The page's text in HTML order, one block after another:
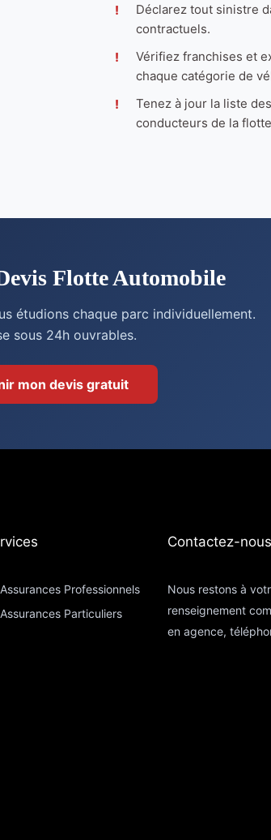
Déclarez tout sinistre
contractuels.
Vérifiez franchises et
chaque catégorie de
Tenez à jour la liste
conducteurs de la
Flotte Automobile
étudions chaque parc individuellement.
sous 24h ouvrables.
mon devis gratuit
Assurances Professionnels
Assurances Particuliers​
Contactez-nous​
Nous restons à
renseignement
en agence,